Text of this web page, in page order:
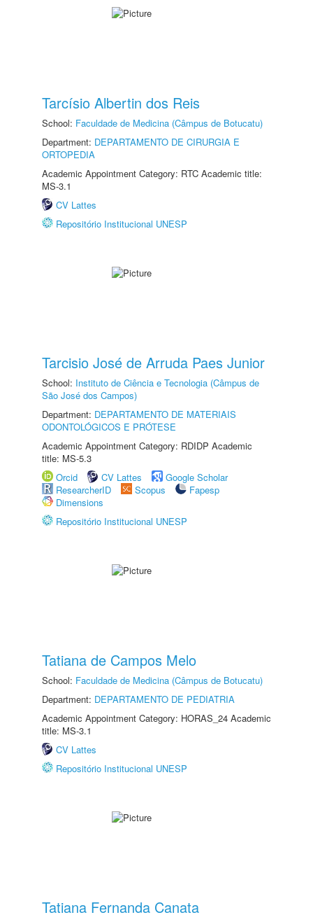
Tarcísio Albertin dos Reis
School: Faculdade de Medicina (Câmpus de Botucatu)
Department: DEPARTAMENTO DE CIRURGIA E
ORTOPEDIA
Academic Appointment Category: RTC Academic title:
MS-3.1
CV Lattes
Repositório Institucional UNESP
Tarcisio José de Arruda Paes Junior
School: Instituto de Ciência e Tecnologia (Câmpus de
São José dos Campos)
Department: DEPARTAMENTO DE MATERIAIS
ODONTOLÓGICOS E PRÓTESE
Academic Appointment Category: RDIDP Academic
title: MS-5.3
Orcid
CV Lattes
Google Scholar
ResearcherID
Scopus
Fapesp
Dimensions
Repositório Institucional UNESP
Tatiana de Campos Melo
School: Faculdade de Medicina (Câmpus de Botucatu)
Department: DEPARTAMENTO DE PEDIATRIA
Academic Appointment Category: HORAS_24 Academic
title: MS-3.1
CV Lattes
Repositório Institucional UNESP
Tatiana Fernanda Canata